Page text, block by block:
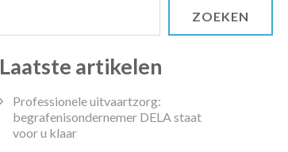
ZOEKEN
Laatste artikelen
Professionele uitvaartzorg:
begrafenisondernemer DELA staat
voor u klaar